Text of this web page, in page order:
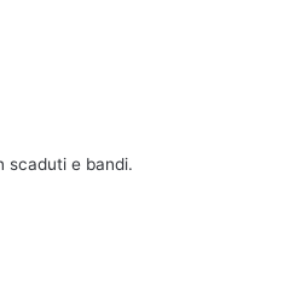
scaduti e bandi.